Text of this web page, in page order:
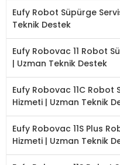
Eufy Robot Süpürge
Teknik Destek
Eufy Robovac 11 Robot
| Uzman Teknik Destek
Eufy Robovac 11C Robot
Hizmeti | Uzman Teknik
Eufy Robovac 11S Plus
Hizmeti | Uzman Teknik